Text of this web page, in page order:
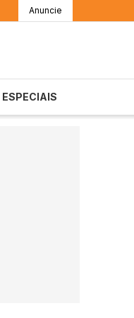
Anuncie
ESPECIAIS